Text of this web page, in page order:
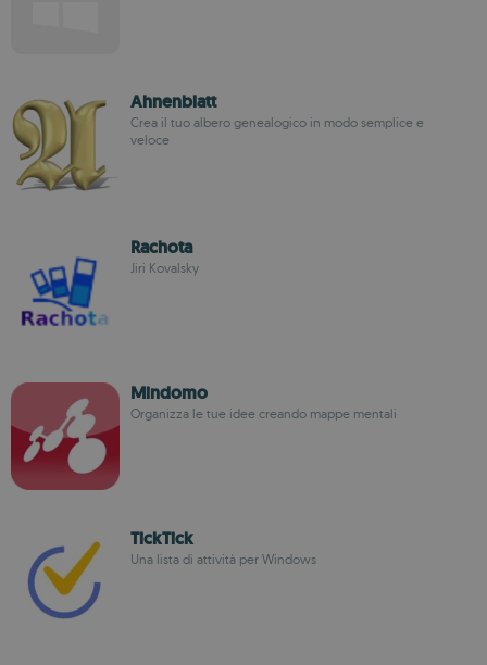
Ahnenblatt
Crea il tuo albero genealogico in modo semplice e
veloce
Rachota
Jiri Kovalsky
Mindomo
Organizza le tue idee creando mappe mentali
TickTick
Una lista di attività per Windows